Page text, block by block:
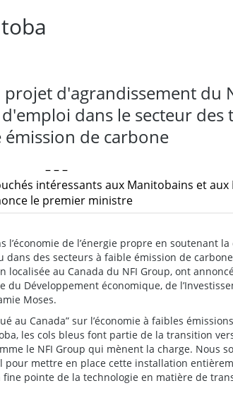
d'agrandissement du
dans le secteur des
émission de carbone
– – –
intéressants aux Manitobains et aux
le premier ministre
de l’énergie propre en soutenant
des secteurs à faible émission de
localisée au Canada du NFI Group, ont
Développement économique, de
Moses.
au Canada” sur l’économie à faibles
les cols bleus font partie de la transition
le NFI Group qui mènent la charge. Nous
pour mettre en place cette installation
pointe de la technologie en matière de